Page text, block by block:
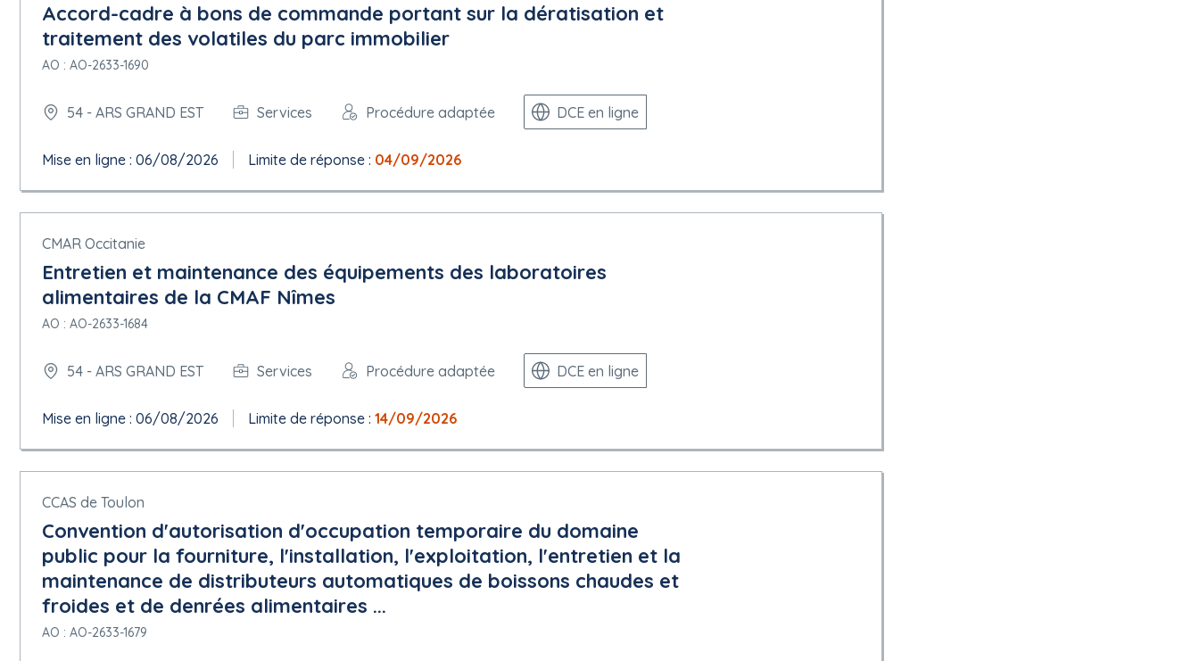
Accord-cadre à bons de commande portant sur la dératisation et
traitement des volatiles du parc immobilier
AO : AO-2633-1690
54 - ARS GRAND EST Services Procédure adaptée DCE en ligne
Mise en ligne : 06/08/2026 Limite de réponse : 04/09/2026
CMAR Occitanie
Entretien et maintenance des équipements des laboratoires
alimentaires de la CMAF Nîmes
AO : AO-2633-1684
54 - ARS GRAND EST Services Procédure adaptée DCE en ligne
Mise en ligne : 06/08/2026 Limite de réponse : 14/09/2026
CCAS de Toulon
Convention d'autorisation d'occupation temporaire du domaine
public pour la fourniture, l'installation, l'exploitation, l'entretien et la
maintenance de distributeurs automatiques de boissons chaudes et
froides et de denrées alimentaires ...
AO : AO-2633-1679